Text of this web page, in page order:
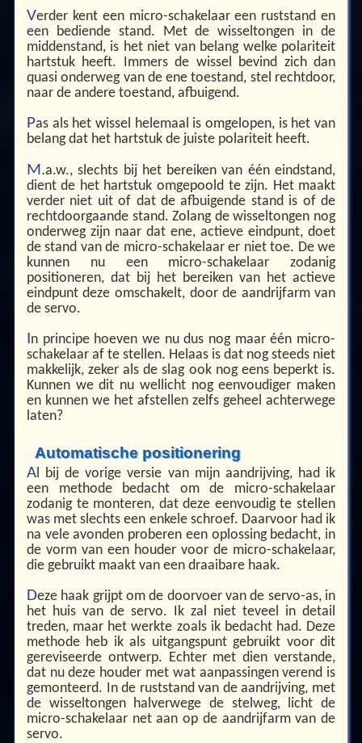
Verder kent een micro-schakelaar een ruststand en
een bediende stand. Met de wisseltongen in de
middenstand, is het niet van belang welke polariteit
hartstuk heeft. Immers de wissel bevind zich dan
quasi onderweg van de ene toestand, stel rechtdoor,
naar de andere toestand, afbuigend.
Pas als het wissel helemaal is omgelopen, is het van
belang dat het hartstuk de juiste polariteit heeft.
M.a.w., slechts bij het bereiken van één eindstand,
dient de het hartstuk omgepoold te zijn. Het maakt
verder niet uit of dat de afbuigende stand is of de
rechtdoorgaande stand. Zolang de wisseltongen nog
onderweg zijn naar dat ene, actieve eindpunt, doet
de stand van de micro-schakelaar er niet toe. De we
kunnen nu een micro-schakelaar zodanig
positioneren, dat bij het bereiken van het actieve
eindpunt deze omschakelt, door de aandrijfarm van
de servo.
In principe hoeven we nu dus nog maar één micro-
schakelaar af te stellen. Helaas is dat nog steeds niet
makkelijk, zeker als de slag ook nog eens beperkt is.
Kunnen we dit nu wellicht nog eenvoudiger maken
en kunnen we het afstellen zelfs geheel achterwege
laten?
Automatische positionering
Al bij de vorige versie van mijn aandrijving, had ik
een methode bedacht om de micro-schakelaar
zodanig te monteren, dat deze eenvoudig te stellen
was met slechts een enkele schroef. Daarvoor had ik
na vele avonden proberen een oplossing bedacht, in
de vorm van een houder voor de micro-schakelaar,
die gebruikt maakt van een draaibare haak.
Deze haak grijpt om de doorvoer van de servo-as, in
het huis van de servo. Ik zal niet teveel in detail
treden, maar het werkte zoals ik bedacht had. Deze
methode heb ik als uitgangspunt gebruikt voor dit
gereviseerde ontwerp. Echter met dien verstande,
dat nu deze houder met wat aanpassingen verend is
gemonteerd. In de ruststand van de aandrijving, met
de wisseltongen halverwege de stelweg, licht de
micro-schakelaar net aan op de aandrijfarm van de
servo.